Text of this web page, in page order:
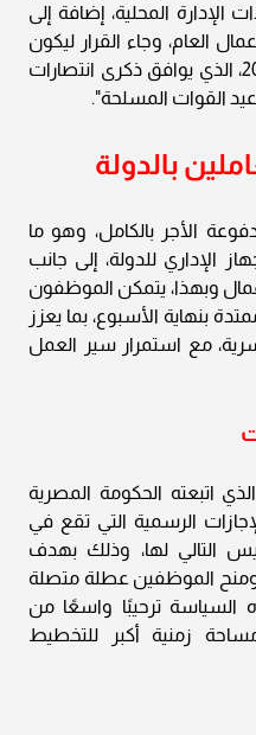
الإدارة المحلية، إضافة إلى
العام، وجاء القرار ليكون
بديلًا عن يوم الاثنين 6 أكتوبر 2025، الذي يوافق ذكرى انتصارات
القوات المسلحة".
بالدولة
الأجر بالكامل، وهو ما
الإداري للدولة، إلى جانب
وبهذا، يتمكن الموظفون
بنهاية الأسبوع، بما يعزز
مع استمرار سير العمل
اتبعته الحكومة المصرية
الرسمية التي تقع في
التالي لها، وذلك بهدف
الموظفين عطلة متصلة
السياسة ترحيبًا واسعًا من
زمنية أكبر للتخطيط